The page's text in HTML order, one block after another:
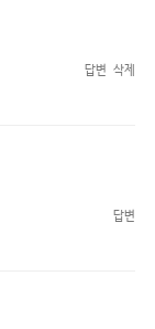
답변 삭제
답변